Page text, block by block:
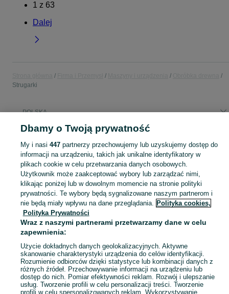
1 z 63
Dalej
Strugarki
POLSKA
Sprzedaż strugarek do drewna w Polsce ▶️ Nowe i używane oferty ✅ Szeroki wybór produktów w atrakcyjnych cenach ✌ Przeglądaj ogłoszenia online na OLX.pl!
Mapa kategorii
Mapa miejscowości
Mapa ministron
Popularne wyszukiwania
Dbamy o Twoją prywatność
My i nasi 447partnerzy przechowujemy lub uzyskujemy dostęp do
informacji na urządzeniu, takich jak unikalne identyfikatory w
plikach cookie w celu przetwarzania danych osobowych.
Użytkownik może zaakceptować wybory lub zarządzać nimi,
klikając poniżej lub w dowolnym momencie na stronie polityki
prywatności. Te wybory będą sygnalizowane naszym partnerom i
nie będą miały wpływu na dane przeglądania. Polityka cookies,
Polityka Prywatności
Wraz z naszymi partnerami przetwarzamy dane w celu
zapewnienia:
Użycie dokładnych danych geolokalizacyjnych. Aktywne
skanowanie charakterystyki urządzenia do celów identyfikacji.
Rozumienie odbiorców dzięki statystyce lub kombinacji danych z
różnych źródeł. Przechowywanie informacji na urządzeniu lub
dostęp do nich. Pomiar efektywności reklam. Rozwój i ulepszanie
usług. Tworzenie profili w celu personalizacji treści. Tworzenie
profili w celu spersonalizowanych reklam. Wykorzystywanie